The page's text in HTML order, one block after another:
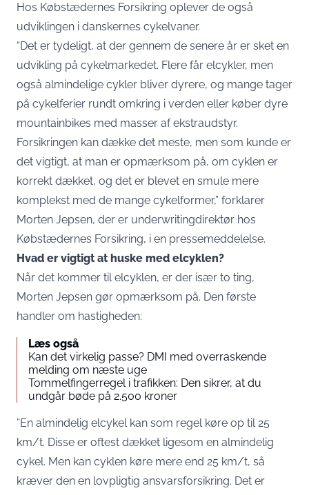
Hos Købstædernes Forsikring oplever de også
udviklingen i danskernes cykelvaner.
“Det er tydeligt, at der gennem de senere år er sket en
udvikling på cykelmarkedet. Flere får elcykler, men
også almindelige cykler bliver dyrere, og mange tager
på cykelferier rundt omkring i verden eller køber dyre
mountainbikes med masser af ekstraudstyr.
Forsikringen kan dække det meste, men som kunde er
det vigtigt, at man er opmærksom på, om cyklen er
korrekt dækket, og det er blevet en smule mere
komplekst med de mange cykelformer,” forklarer
Morten Jepsen, der er underwritingdirektør hos
Købstædernes Forsikring, i en pressemeddelelse.
Hvad er vigtigt at huske med elcyklen?
Når det kommer til elcyklen, er der især to ting,
Morten Jepsen gør opmærksom på. Den første
handler om hastigheden:
Læs også
Kan det virkelig passe? DMI med overraskende
melding om næste uge
Tommelfingerregel i trafikken: Den sikrer, at du
undgår bøde på 2.500 kroner
”En almindelig elcykel kan som regel køre op til 25
km/t. Disse er oftest dækket ligesom en almindelig
cykel. Men kan cyklen køre mere end 25 km/t, så
kræver den en lovpligtig ansvarsforsikring. Det er